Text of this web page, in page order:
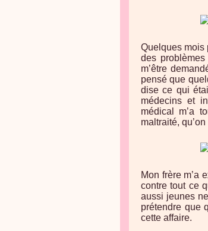
Quelques mois
des
m’être
pensé que
dise ce qui
médecins et
médical m’a
maltraité,
Mon frère m’a
contre tout ce
aussi jeunes
prétendre que
cette affaire.